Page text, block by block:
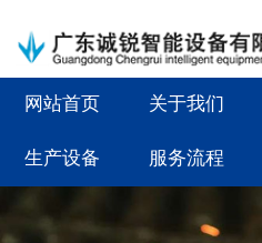
网站首页 关于我们
生产设备 服务流程